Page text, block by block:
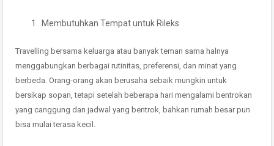
Membutuhkan Tempat untuk Rileks
Travelling bersama keluarga atau banyak teman sama halnya
menggabungkan berbagai rutinitas, preferensi, dan minat yang
berbeda. Orang-orang akan berusaha sebaik mungkin untuk
bersikap sopan, tetapi setelah beberapa hari mengalami bentrokan
yang canggung dan jadwal yang bentrok, bahkan rumah besar pun
bisa mulai terasa kecil.